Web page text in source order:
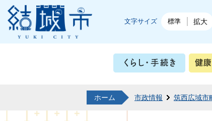
結城市公式ホームページ
文字サイズ 標準 拡大
くら
ホーム 市政情報 筑西広域市